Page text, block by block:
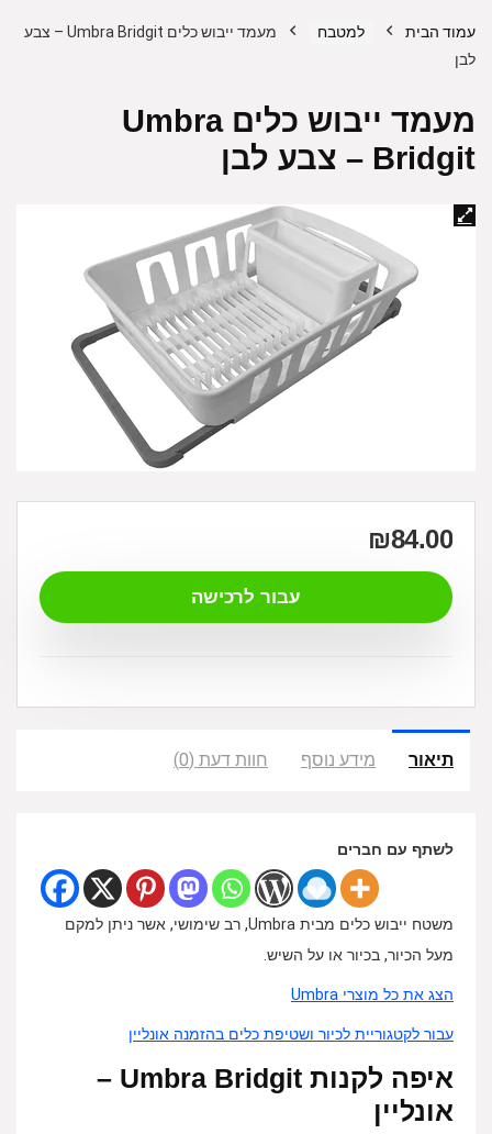
עמוד הבית למטבח
מעמד ייבוש כלים Umbra Bridgit – צבע
לבן
מעמד ייבוש כלים Umbra
Bridgit – צבע לבן
₪84.00
עבור לרכישה
תיאור מידע נוסף חוות דעת (0)
לשתף עם חברים
משטח ייבוש כלים מבית Umbra, רב שימושי, אשר ניתן למקם
מעל הכיור, בכיור או על השיש.
הצג את כל מוצרי Umbra
עבור לקטגוריית לכיור ושטיפת כלים בהזמנה אונליין
איפה לקנות Umbra Bridgit –
אונליין